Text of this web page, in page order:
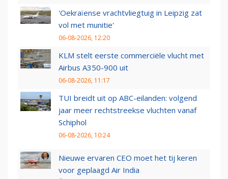
'Oekraïense vrachtvliegtuig in Leipzig zat
vol met munitie'
06-08-2026, 12:20
KLM stelt eerste commerciële vlucht met
Airbus A350-900 uit
06-08-2026, 11:17
TUI breidt uit op ABC-eilanden: volgend
jaar meer rechtstreekse vluchten vanaf
Schiphol
06-08-2026, 10:24
Nieuwe ervaren CEO moet het tij keren
voor geplaagd Air India